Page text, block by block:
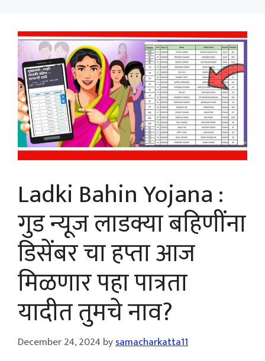
Ladki Bahin Yojana :
गुड न्यूज लाडक्या बहिणींना
डिसेंबर चा हप्ता आज
मिळणार पहा पात्रता
यादीत तुमचे नाव?
December 24, 2024 bysamacharkatta11